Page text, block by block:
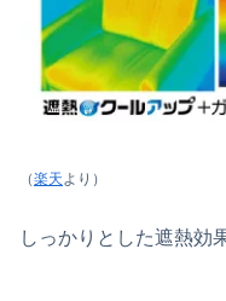
（楽天より）
しっかりとした遮熱効